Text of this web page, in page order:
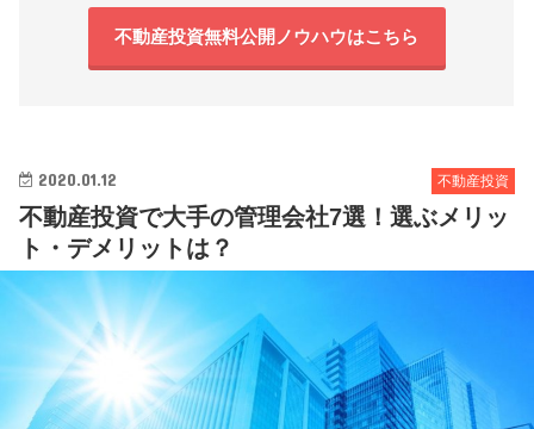
不動産投資無料公開ノウハウはこちら
不動産投資
2020.01.12
不動産投資で大手の管理会社7選！選ぶメリッ
ト・デメリットは？